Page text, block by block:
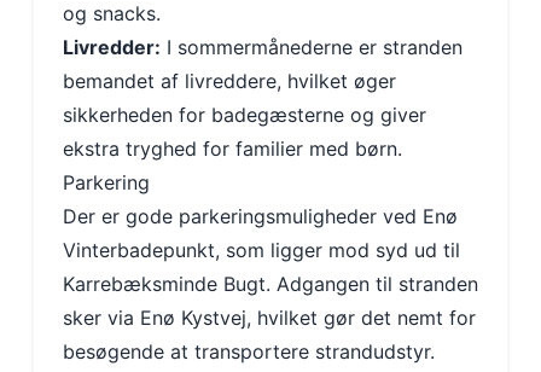
og snacks.
Livredder: I sommermånederne er stranden
bemandet af livreddere, hvilket øger
sikkerheden for badegæsterne og giver
ekstra tryghed for familier med børn.
Parkering
Der er gode parkeringsmuligheder ved Enø
Vinterbadepunkt, som ligger mod syd ud til
Karrebæksminde Bugt. Adgangen til stranden
sker via Enø Kystvej, hvilket gør det nemt for
besøgende at transportere strandudstyr.